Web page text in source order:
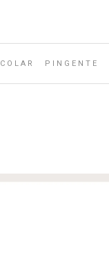
COLAR PINGENTE